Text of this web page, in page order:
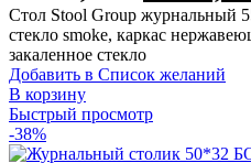
Стол Stool Group
стекло smoke, каркас
закаленное стекло
Добавить в Список желаний
В корзину
Быстрый просмотр
-38%